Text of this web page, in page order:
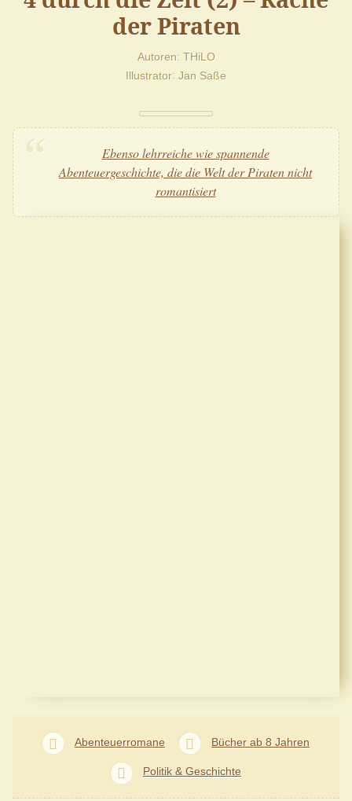
der Piraten
Autoren THiLO
Illustrator Jan Saße
Ebenso lehrreiche wie spannende
Abenteuergeschichte, die die Welt der Piraten nicht
romantisiert
Abenteuerromane Bücher ab 8 Jahren
Politik & Geschichte